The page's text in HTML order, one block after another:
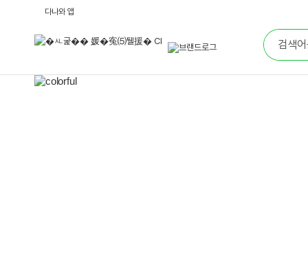
통
합
검
색
다나와 앱